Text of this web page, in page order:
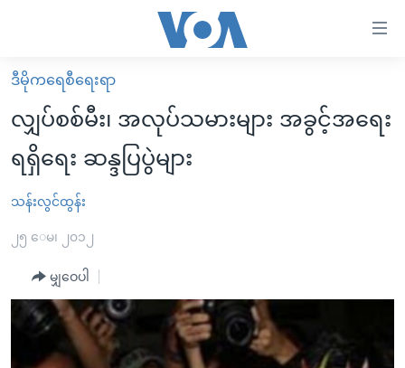
လွယ်ကူ
စေ
သည့်
Link
များ
ပင်မ
ကျော်
ရန်
မူလစာမျက်နှာ
မြန်မာ
ကမ္ဘာ့သတင်းများ
နိုင်ငံတကာ
အစ္စရေး-ပါလက်စတိုင်း
ဗွီဒီယို
အင်္ဂလိပ်စာလေ့လာမယ်
အမေရိကန်သုံးအီဒီယံ
မကြေးမုံရဲ့ အင်္ဂလိပ်စာ
အပတ်စဉ်ကဏ္ဍများ
ရေဒီယို
ရေဒီယိုနှင့်ရုပ်သံ အချက်အလက်များ
ဒီမိုကရေစီရေးရာ
လျှပ်စစ်မီး၊ အလုပ်သမားများ အခွင့်အရေး
ရရှိရေး ဆန္ဒပြပွဲများ
သန်းလွင်ထွန်း
၂၅ ေမ၊ ၂၀၁၂
မျှဝေပါ